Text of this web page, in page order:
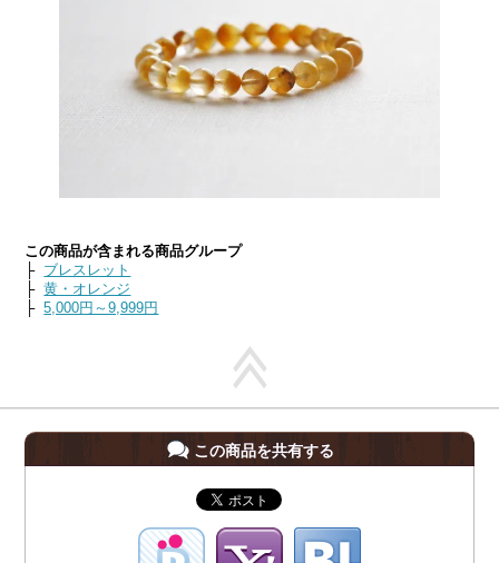
この商品が含まれる商品グループ
├ ブレスレット
├黄・オレンジ
├5,000円～9,999円
この商品を共有する